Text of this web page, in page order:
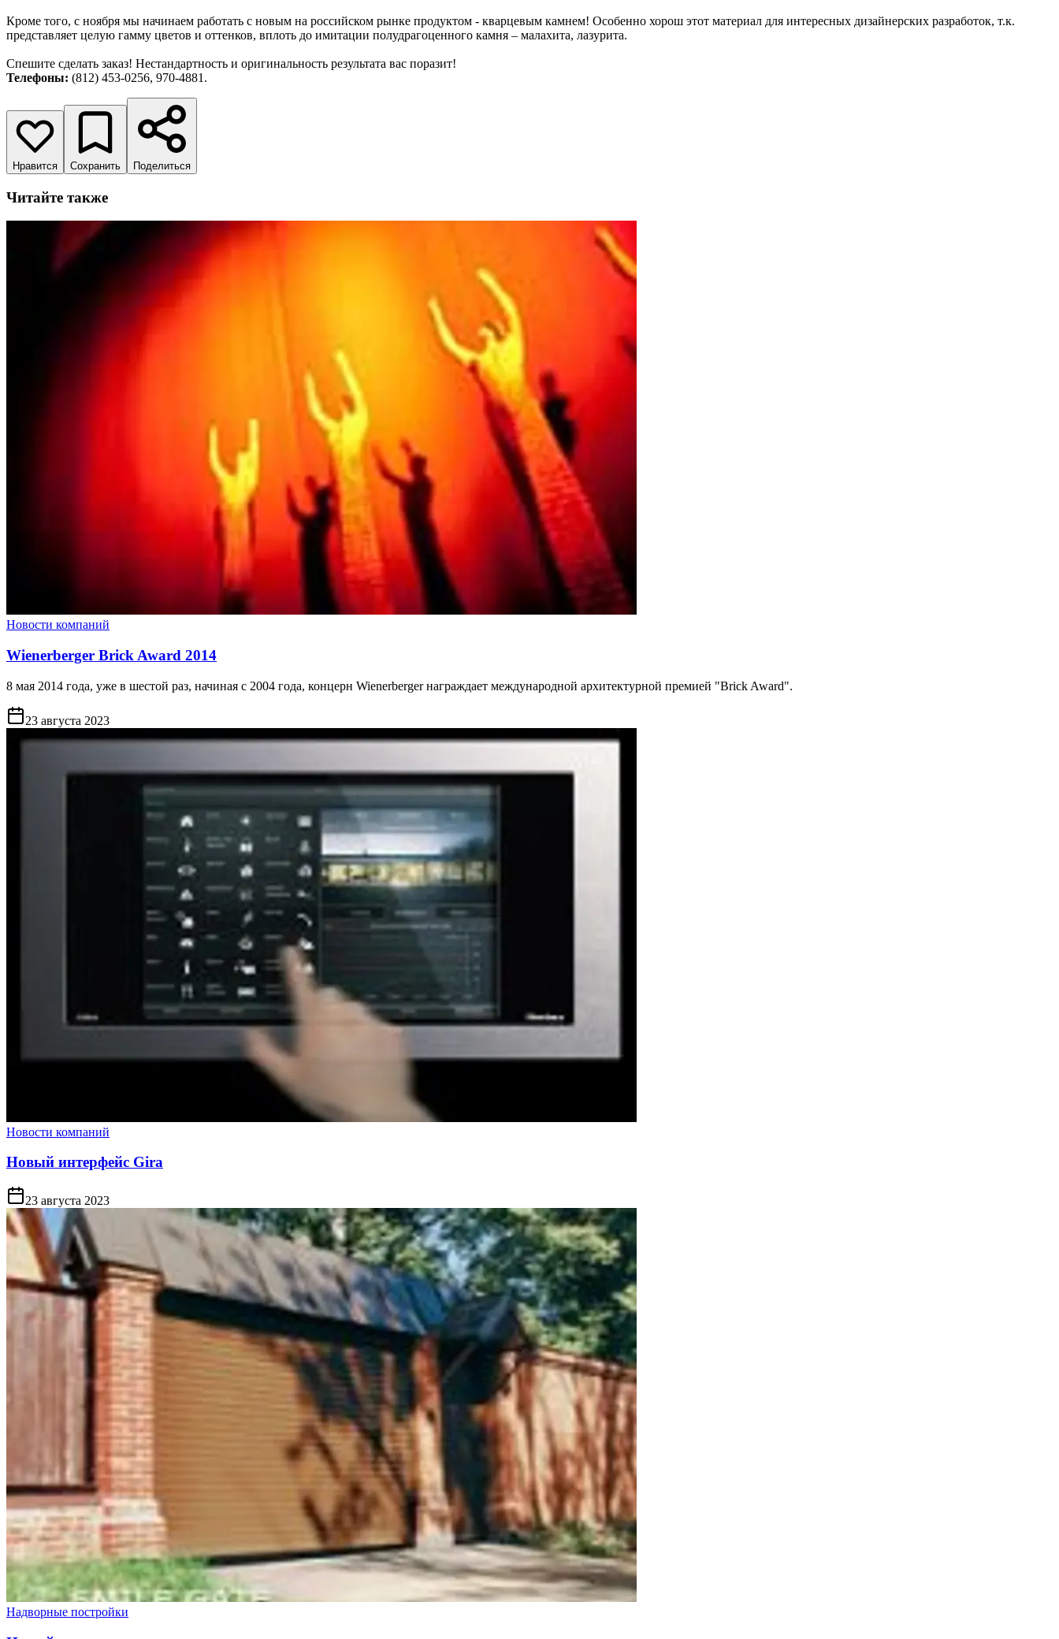
Кроме того, с ноября мы начинаем работать с новым на российском рынке продуктом - кварцевым камнем! Особенно хорош этот материал для интересных дизайнерских разработок, т.к.
представляет целую гамму цветов и оттенков, вплоть до имитации полудрагоценного камня – малахита, лазурита.
Спешите сделать заказ! Нестандартность и оригинальность результата вас поразит!
Телефоны: (812) 453-0256, 970-4881.
Нравится Сохранить Поделиться
Читайте также
Новости компаний
Wienerberger Brick Award 2014
8 мая 2014 года, уже в шестой раз, начиная с 2004 года, концерн Wienerberger награждает международной архитектурной премией "Brick Award".
23 августа 2023
Новости компаний
Новый интерфейс Gira
23 августа 2023
Надворные постройки